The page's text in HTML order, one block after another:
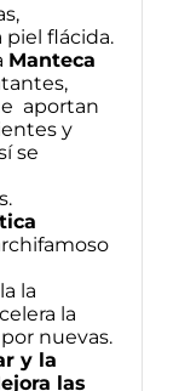
piel flácida.
Manteca
aportan
y
se
la
la
nuevas.
y la
las